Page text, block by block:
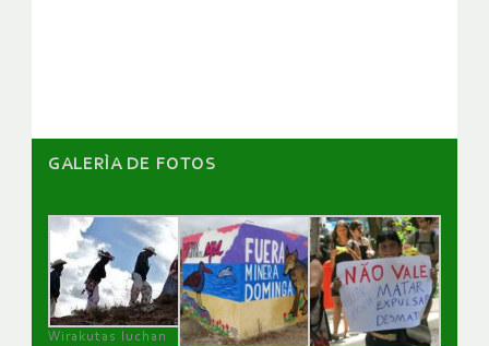
GALERÌA DE FOTOS
Wirakutas luchan